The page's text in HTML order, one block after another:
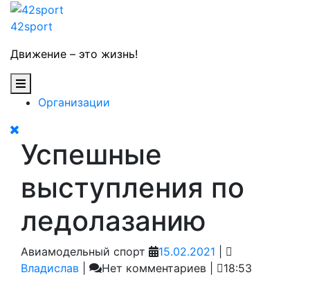
Skip
42sport
Движение – это жизнь!
Open
Button
Организации
Close
Button
Успешные
выступления по
ледолазанию
Авиамодельный спорт 15.02.2021 15.02.2021
ВладиславВладислав
Нет комментариев 18:53